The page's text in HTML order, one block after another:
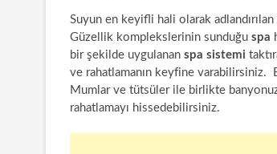
Suyun en keyifli hali olarak adlandırılan
Güzellik komplekslerinin sunduğu spa
bir şekilde uygulanan spa sistemi
ve rahatlamanın keyfine varabilirsiniz.
Mumlar ve tütsüler ile birlikte
rahatlamayı hissedebilirsiniz.